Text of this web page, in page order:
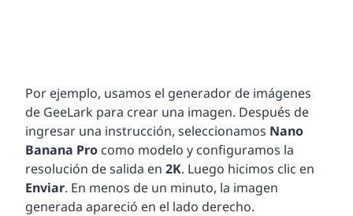
Por ejemplo, usamos el generador de imágenes
de GeeLark para crear una imagen. Después de
ingresar una instrucción, seleccionamos Nano
Banana Pro como modelo y configuramos la
resolución de salida en 2K. Luego hicimos clic en
Enviar. En menos de un minuto, la imagen
generada apareció en el lado derecho.